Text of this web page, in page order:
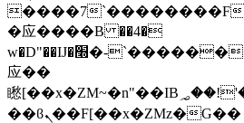
����7`��������F
�应����B ��4�
w�D"��IJ�׭�-`������S��9�Dr�ji��EJ߅��gJ�
应��
矁[��x�ZM~�n"��IB؃��!'����Тѕ��+��(m��IK�ʭ�/|
��ϐܢ��F[��x�ZMz�G�� %嬩